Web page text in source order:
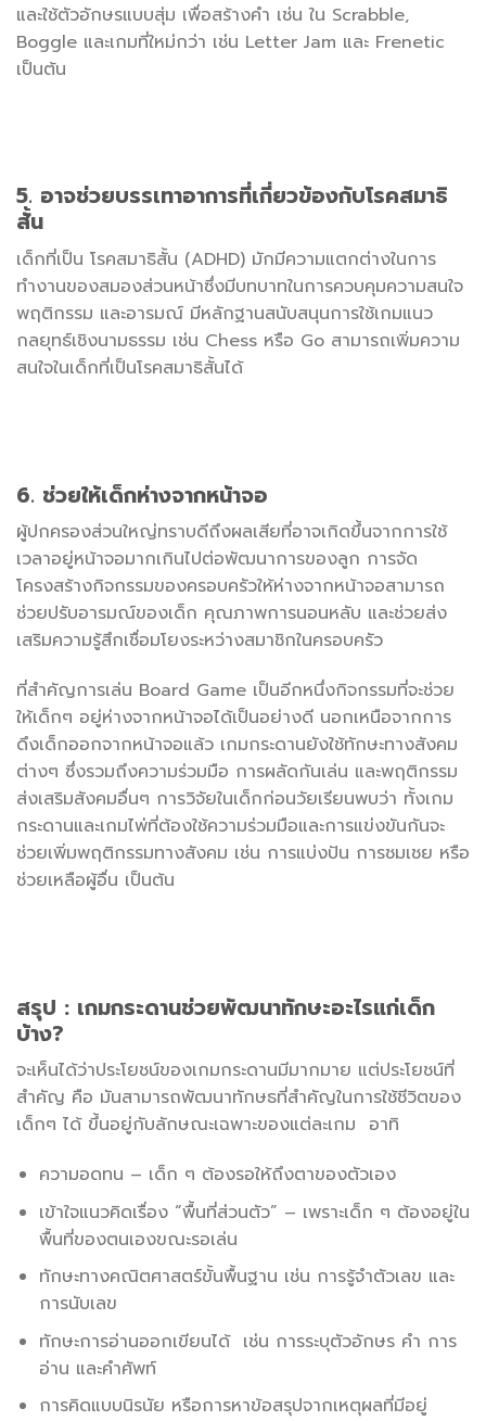
และใช้ตัวอักษรแบบสุ่ม เพื่อสร้างคำ เช่น ใน Scrabble,
Boggle และเกมที่ใหม่กว่า เช่น Letter Jam และ Frenetic
เป็นต้น
5. อาจช่วยบรรเทาอาการที่เกี่ยวข้องกับโรคสมาธิ
สั้น
เด็กที่เป็น โรคสมาธิสั้น (ADHD) มักมีความแตกต่างในการ
ทำงานของสมองส่วนหน้าซึ่งมีบทบาทในการควบคุมความสนใจ
พฤติกรรม และอารมณ์ มีหลักฐานสนับสนุนการใช้เกมแนว
กลยุทธ์เชิงนามธรรม เช่น Chess หรือ Go สามารถเพิ่มความ
สนใจในเด็กที่เป็นโรคสมาธิสั้นได้
6. ช่วยให้เด็กห่างจากหน้าจอ
ผู้ปกครองส่วนใหญ่ทราบดีถึงผลเสียที่อาจเกิดขึ้นจากการใช้
เวลาอยู่หน้าจอมากเกินไปต่อพัฒนาการของลูก การจัด
โครงสร้างกิจกรรมของครอบครัวให้ห่างจากหน้าจอสามารถ
ช่วยปรับอารมณ์ของเด็ก คุณภาพการนอนหลับ และช่วยส่ง
เสริมความรู้สึกเชื่อมโยงระหว่างสมาชิกในครอบครัว
ที่สำคัญการเล่น Board Game เป็นอีกหนึ่งกิจกรรมที่จะช่วย
ให้เด็กๆ อยู่ห่างจากหน้าจอได้เป็นอย่างดี นอกเหนือจากการ
ดึงเด็กออกจากหน้าจอแล้ว เกมกระดานยังใช้ทักษะทางสังคม
ต่างๆ ซึ่งรวมถึงความร่วมมือ การผลัดกันเล่น และพฤติกรรม
ส่งเสริมสังคมอื่นๆ การวิจัยในเด็กก่อนวัยเรียนพบว่า ทั้งเกม
กระดานและเกมไพ่ที่ต้องใช้ความร่วมมือและการแข่งขันกันจะ
ช่วยเพิ่มพฤติกรรมทางสังคม เช่น การแบ่งปัน การชมเชย หรือ
ช่วยเหลือผู้อื่น เป็นต้น
สรุป : เกมกระดานช่วยพัฒนาทักษะอะไรแก่เด็ก
บ้าง?
จะเห็นได้ว่าประโยชน์ของเกมกระดานมีมากมาย แต่ประโยชน์ที่
สำคัญ คือ มันสามารถพัฒนาทักษธที่สำคัญในการใช้ชีวิตของ
เด็กๆ ได้ ขึ้นอยู่กับลักษณะเฉพาะของแต่ละเกม อาทิ
ความอดทน – เด็ก ๆ ต้องรอให้ถึงตาของตัวเอง
เข้าใจแนวคิดเรื่อง “พื้นที่ส่วนตัว” – เพราะเด็ก ๆ ต้องอยู่ใน
พื้นที่ของตนเองขณะรอเล่น
ทักษะทางคณิตศาสตร์ขั้นพื้นฐาน เช่น การรู้จำตัวเลข และ
การนับเลข
ทักษะการอ่านออกเขียนได้ เช่น การระบุตัวอักษร คำ การ
อ่าน และคำศัพท์
การคิดแบบนิรนัย หรือการหาข้อสรุปจากเหตุผลที่มีอยู่